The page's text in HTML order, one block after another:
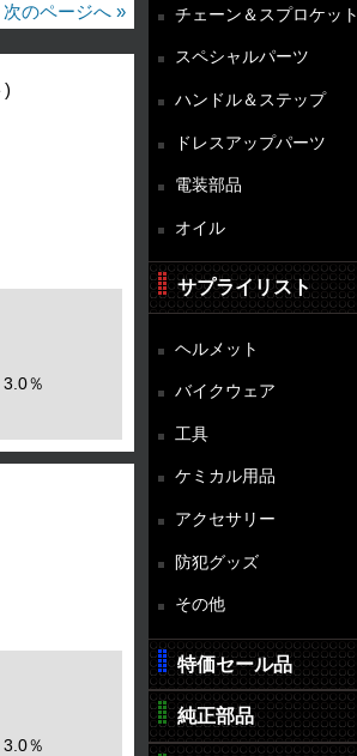
次のページへ »
)
％
％
チェーン＆スプロケット
スペシャルパーツ
ハンドル＆ステップ
ドレスアップパーツ
電装部品
オイル
サプライリスト
ヘルメット
バイクウェア
工具
ケミカル用品
アクセサリー
防犯グッズ
その他
特価セール品
純正部品